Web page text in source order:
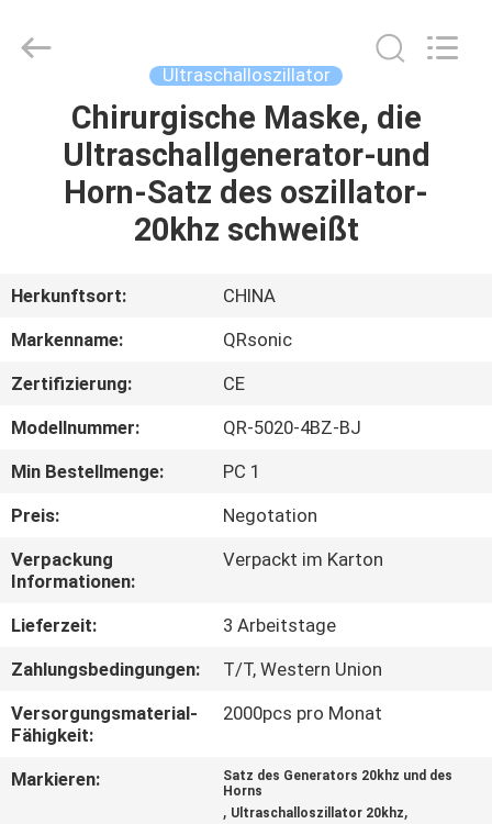
HEIM
PRODUKTE
UNS
QUALITÄTSKONTROLLE
KONTAKTIEREN
SIE
UNS
RECHTSSACHEN
ANGEBOT
Co.,Ltd.
Ultraschalloszillator
Chirurgische Maske, die
Ultraschallgenerator-und
Horn-Satz des oszillator-
20khz schweißt
Herkunftsort:
CHINA
Markenname:
QRsonic
Zertifizierung:
CE
Modellnummer:
QR-5020-4BZ-BJ
Min Bestellmenge:
PC 1
Preis:
Negotation
Verpackung
Informationen:
Verpackt im Karton
Lieferzeit:
3 Arbeitstage
Zahlungsbedingungen:
T/T, Western Union
Versorgungsmaterial-
Fähigkeit:
2000pcs pro Monat
Markieren:
Satz des Generators 20khz und des
Horns
, Ultraschalloszillator 20khz,